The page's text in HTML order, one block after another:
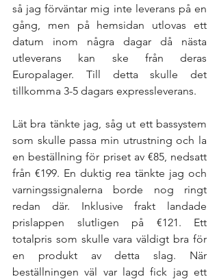
så jag förväntar mig inte leverans på en
gång, men på hemsidan utlovas ett
datum inom några dagar då nästa
utleverans kan ske från deras
Europalager. Till detta skulle det
tillkomma 3-5 dagars expressleverans.
Lät bra tänkte jag, såg ut ett bassystem
som skulle passa min utrustning och la
en beställning för priset av €85, nedsatt
från €199. En duktig rea tänkte jag och
varningssignalerna borde nog ringt
redan där. Inklusive frakt landade
prislappen slutligen på €121. Ett
totalpris som skulle vara väldigt bra för
en produkt av detta slag. När
beställningen väl var lagd fick jag ett